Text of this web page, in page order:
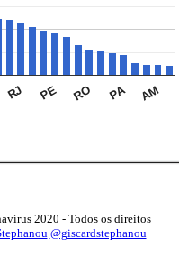
RJ PE RO PA AM
2020 - Todos os direitos
@giscardstephanou